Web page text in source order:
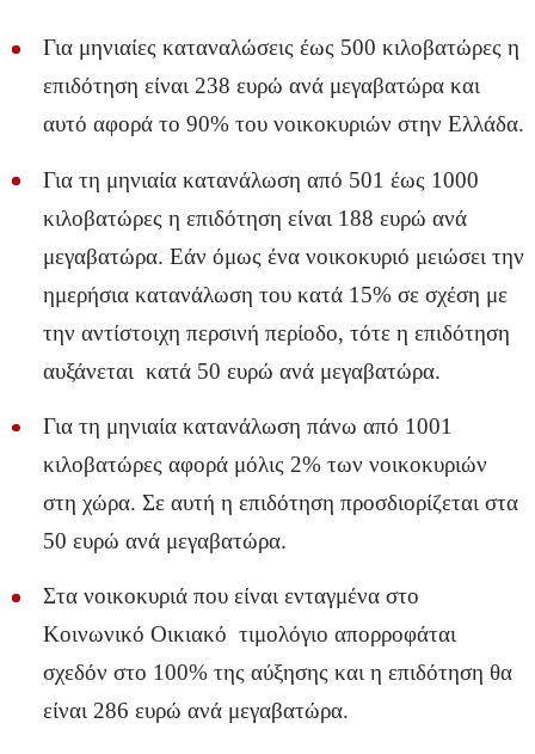
Για μηνιαίες καταναλώσεις έως 500 κιλοβατώρες η
επιδότηση είναι 238 ευρώ ανά μεγαβατώρα και
αυτό αφορά το 90% του νοικοκυριών στην Ελλάδα.
Για τη μηνιαία κατανάλωση από 501 έως 1000
κιλοβατώρες η επιδότηση είναι 188 ευρώ ανά
μεγαβατώρα. Εάν όμως ένα νοικοκυριό μειώσει την
ημερήσια κατανάλωση του κατά 15% σε σχέση με
την αντίστοιχη περσινή περίοδο, τότε η επιδότηση
αυξάνεται κατά 50 ευρώ ανά μεγαβατώρα.
Για τη μηνιαία κατανάλωση πάνω από 1001
κιλοβατώρες αφορά μόλις 2% των νοικοκυριών
στη χώρα. Σε αυτή η επιδότηση προσδιορίζεται στα
50 ευρώ ανά μεγαβατώρα.
Στα νοικοκυριά που είναι ενταγμένα στο
Κοινωνικό Οικιακό τιμολόγιο απορροφάται
σχεδόν στο 100% της αύξησης και η επιδότηση θα
είναι 286 ευρώ ανά μεγαβατώρα.